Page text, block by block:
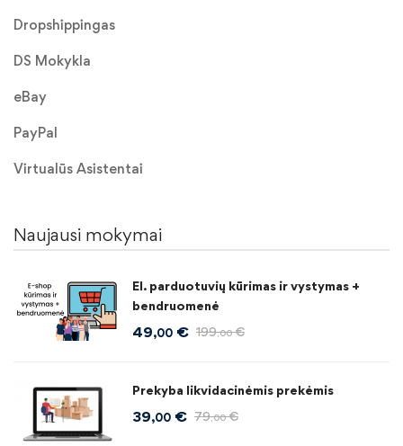
Dropshippingas
DS Mokykla
eBay
PayPal
Virtualūs Asistentai
Naujausi mokymai
El. parduotuvių kūrimas ir vystymas +
bendruomenė
49,00 € 199,00 €
Prekyba likvidacinėmis prekėmis
39,00 € 79,00 €